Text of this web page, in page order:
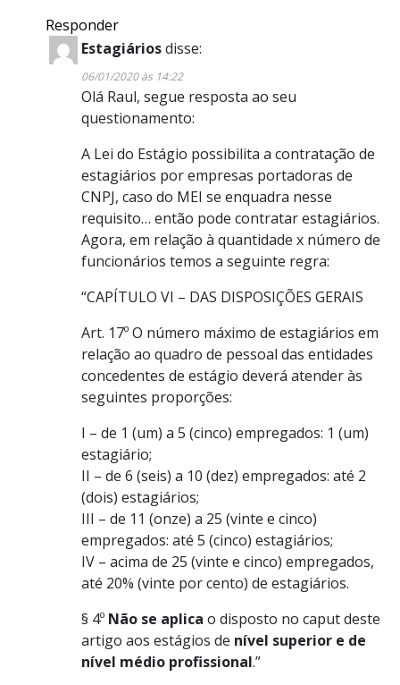
Responder
Estagiáriosdisse:
06/01/2020 às 14:22
Olá Raul, segue resposta ao seu
questionamento:
A Lei do Estágio possibilita a contratação de
estagiários por empresas portadoras de
CNPJ, caso do MEI se enquadra nesse
requisito… então pode contratar estagiários.
Agora, em relação à quantidade x número de
funcionários temos a seguinte regra:
“CAPÍTULO VI – DAS DISPOSIÇÕES GERAIS
Art. 17º O número máximo de estagiários em
relação ao quadro de pessoal das entidades
concedentes de estágio deverá atender às
seguintes proporções:
I – de 1 (um) a 5 (cinco) empregados: 1 (um)
estagiário;
II – de 6 (seis) a 10 (dez) empregados: até 2
(dois) estagiários;
III – de 11 (onze) a 25 (vinte e cinco)
empregados: até 5 (cinco) estagiários;
IV – acima de 25 (vinte e cinco) empregados,
até 20% (vinte por cento) de estagiários.
§ 4º Não se aplica o disposto no caput deste
artigo aos estágios de nível superior e de
nível médio profissional.”